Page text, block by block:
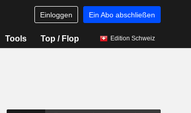
Einloggen Ein Abo abschließen
Tools Top / Flop Edition Schweiz